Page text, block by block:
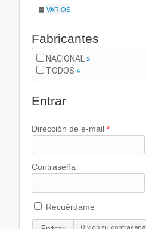
VARIOS
Fabricantes
NACIONAL »
TODOS »
Entrar
Dirección de e-mail *
Contraseña
Recuérdame
Olvidó su contraseña